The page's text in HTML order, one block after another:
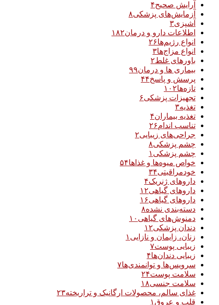
آرایش صحیح۴
آزمایش‌های پزشکی۸
آشپزی۳
اطلاعات دارو و درمان۱۸۲
انواع رژیم‌ها۲۶
انواع مزاج‌ها۳
باورهای غلط۲
بیماری ها و درمان۹۹
پرسش و پاسخ۴۴
تازه‌ها۱۰۲
تجهیزات پزشکی۶
تغذیه۳
تغذیه بیماران۴
تناسب اندام۲۶
جراحی‌های زیبایی۲
چشم پزشکی۸
چشم پزشکی ۱
خواص میوه‌ها و غذاها۵۴
خودمراقبتی۳۴
داروهای ژنریک۴
داروهای گیاهی۱۲
داروهای گیاهی۱۶
دسته‌بندی نشده۸
دمنوش‌های گیاهی ۱۰
دندان پزشکی۱۲
زنان، زایمان و نازایی ۱
زیبایی پوست۷
زیبایی دندان‌ها۴
سرویس‌ها و توانمندی‌ها۷
سلامت پوست۲۴
سلامت جنسی۱۸
غذای سالم، محصولات ارگانیک و تراریخته۲۳
قلب و عروق ۱